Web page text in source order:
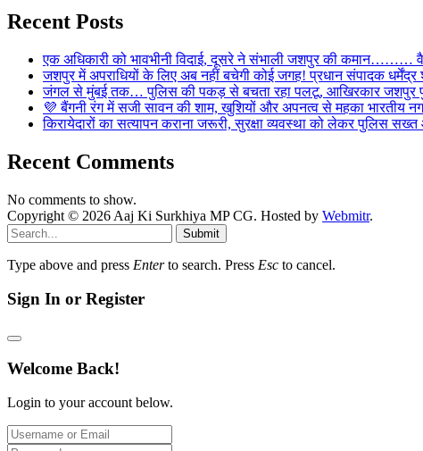
Recent Posts
एक अधिकारी को भावभीनी विदाई, दूसरे ने संभाली जशपुर की कमान………
जशपुर में अपराधियों के लिए अब नहीं बचेगी कोई जगह! प्रधान संपादक
जंगल से मुंबई तक… पुलिस की पकड़ से बचता रहा पलटू, आखिरकार जशपुर
💜 बैंगनी रंग में सजी सावन की शाम, खुशियों और अपनत्व से महका भारतीय
किरायेदारों का सत्यापन कराना जरूरी, सुरक्षा व्यवस्था को लेकर पुलिस
Recent Comments
No comments to show.
Copyright © 2026 Aaj Ki Surkhiya MP CG. Hosted by Webmitr.
Submit
Type above and press Enterto search. Press Esc to cancel.
Sign In or Register
Welcome Back!
Login to your account below.